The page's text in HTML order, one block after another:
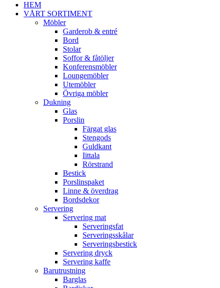
HEM
VÅRT SORTIMENT
Möbler
Garderob & entré
Bord
Stolar
Soffor & fåtöljer
Konferensmöbler
Loungemöbler
Utemöbler
Övriga möbler
Dukning
Glas
Porslin
Färgat glas
Stengods
Guldkant
Iittala
Rörstrand
Bestick
Porslinspaket
Linne & överdrag
Bordsdekor
Servering
Servering mat
Serveringsfat
Serveringsskålar
Serveringsbestick
Servering dryck
Servering kaffe
Barutrustning
Barglas